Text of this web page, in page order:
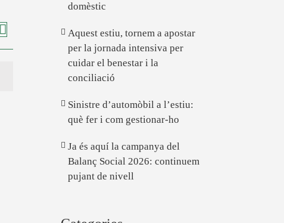
domèstic
Aquest estiu, tornem a apostar
per la jornada intensiva per
cuidar el benestar i la
conciliació
Sinistre d’automòbil a l’estiu:
què fer i com gestionar-ho
Ja és aquí la campanya del
Balanç Social 2026: continuem
pujant de nivell